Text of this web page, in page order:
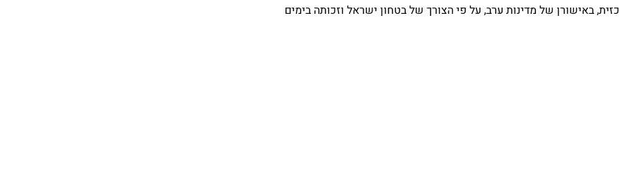
באישורן של מדינות ערב, על פי הצורך של בטחון ישראל וזכותה בימים